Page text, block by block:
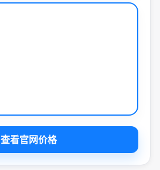
查看官网价格